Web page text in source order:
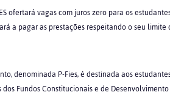
ofertará vagas com juros zero para os
a pagar as prestações respeitando o seu
denominada P-Fies, é destinada aos
Fundos Constitucionais e de